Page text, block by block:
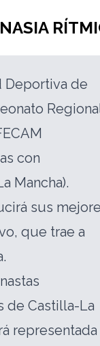
Deportiva de
con
Mancha).
sus
que trae a
de Castilla-La
representada